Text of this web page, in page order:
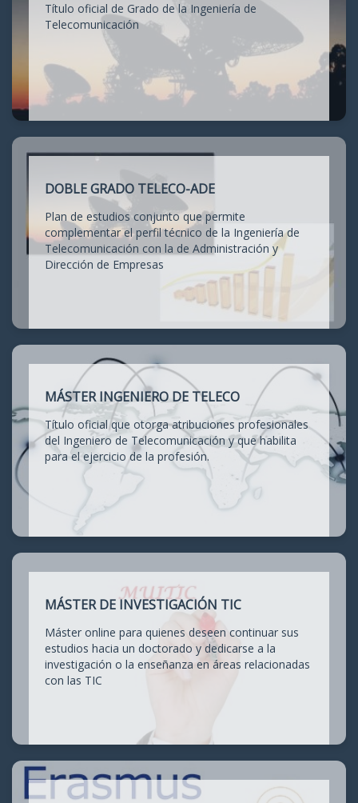
Título oficial de Grado de la Ingeniería de
Telecomunicación
DOBLE GRADO TELECO-ADE
Plan de estudios conjunto que permite
complementar el perfil técnico de la Ingeniería de
Telecomunicación con la de Administración y
Dirección de Empresas
MÁSTER INGENIERO DE TELECO
Título oficial que otorga atribuciones profesionales
del Ingeniero de Telecomunicación y que habilita
para el ejercicio de la profesión.
MÁSTER DE INVESTIGACIÓN TIC
Máster online para quienes deseen continuar sus
estudios hacia un doctorado y dedicarse a la
investigación o la enseñanza en áreas relacionadas
con las TIC